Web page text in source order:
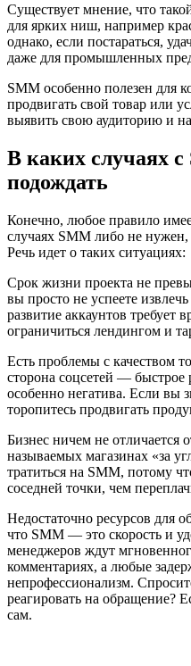
Существует мнение, что
для ярких ниш, например
однако, если постараться,
даже для промышленных
SMM особенно полезен для
продвигать свой товар или
выявить свою аудиторию и
В каких случаях
подождать
Конечно, любое правило
случаях SMM либо не
Речь идет о таких ситуациях:
Срок жизни проекта не
вы просто не успеете
развитие аккаунтов требует
ограничиться лендингом и
Есть проблемы с качеством
сторона соцсетей —
особенно негатива. Если вы
торопитесь продвигать
Бизнес ничем не отличается
называемых магазинах «за
тратиться на SMM, потому
соседней точки, чем
Недостаточно ресурсов для
что SMM — это скорость и
менеджеров ждут
комментариях, а любые
непрофессионализм.
реагировать на обращение?
сам.